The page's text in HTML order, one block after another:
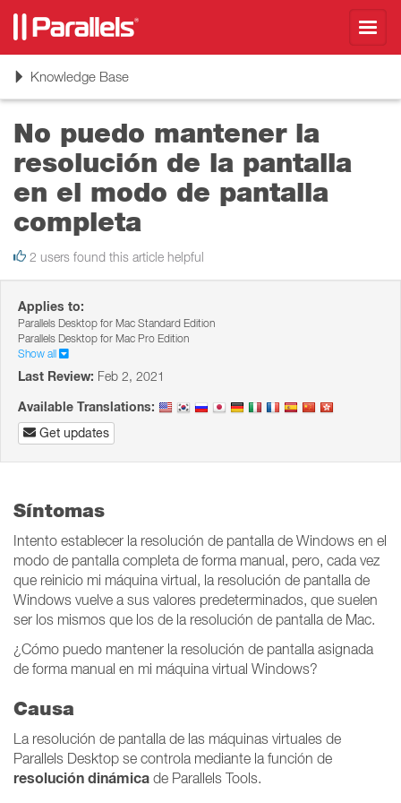
ToggleKnowledge Base
No puedo mantener la
resolución de la pantalla
en el modo de pantalla
completa
2 users found this article helpful
Applies to:
Parallels Desktop for Mac Standard Edition
Parallels Desktop for Mac Pro Edition
Show all
Last Review: Feb 2, 2021
Available Translations:
Get updates
Síntomas
Intento establecer la resolución de pantalla de Windows en el
modo de pantalla completa de forma manual, pero, cada vez
que reinicio mi máquina virtual, la resolución de pantalla de
Windows vuelve a sus valores predeterminados, que suelen
ser los mismos que los de la resolución de pantalla de Mac.
¿Cómo puedo mantener la resolución de pantalla asignada
de forma manual en mi máquina virtual Windows?
Causa
La resolución de pantalla de las máquinas virtuales de
Parallels Desktop se controla mediante la función de
resolución dinámica de Parallels Tools.